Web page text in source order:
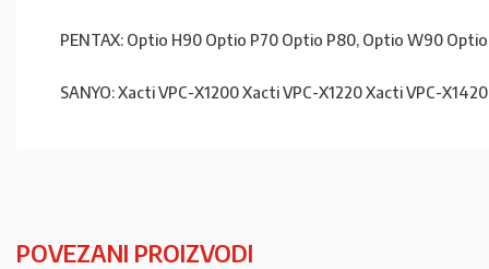
PENTAX: Optio H90 Optio P70 Optio P80, Optio W90
SANYO: Xacti VPC-X1200 Xacti VPC-X1220 Xacti VPC-X1420
POVEZANI PROIZVODI